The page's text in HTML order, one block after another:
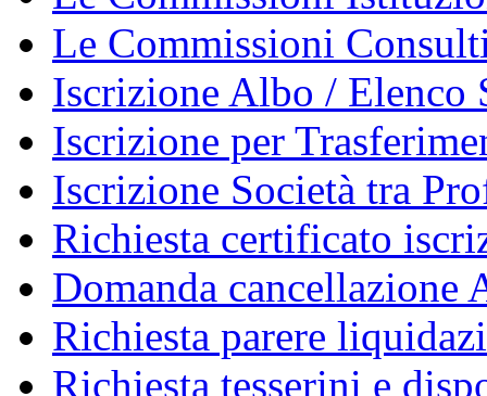
Le Commissioni
Iscrizione Albo / Elenco
Iscrizione per
Iscrizione Società tra
Richiesta certificato
Domanda cancellazione
Richiesta parere
Richiesta tesserini e